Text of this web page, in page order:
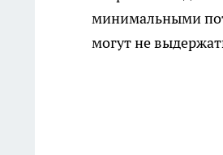
минимальными
могут не